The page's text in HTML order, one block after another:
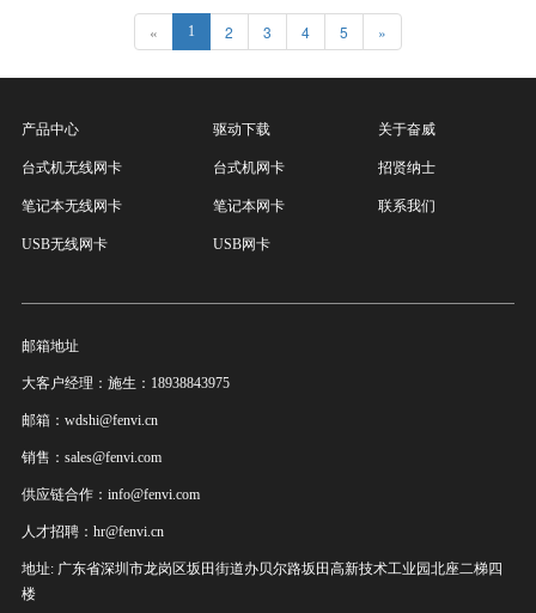
« 1 2 3 4 5 »
产品中心
台式机无线网卡
笔记本无线网卡
USB无线网卡
驱动下载
台式机网卡
笔记本网卡
USB网卡
关于奋威
招贤纳士
联系我们
邮箱地址
大客户经理：施生：18938843975
邮箱：wdshi@fenvi.cn
销售：sales@fenvi.com
供应链合作：info@fenvi.com
人才招聘：hr@fenvi.cn
地址: 广东省深圳市龙岗区坂田街道办贝尔路坂田高新技术工业园北座二梯四
楼